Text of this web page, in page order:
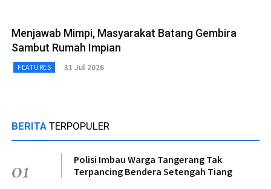
Menjawab Mimpi, Masyarakat Batang Gembira
Sambut Rumah Impian
FEATURES 31 Jul 2026
BERITA TERPOPULER
01
Polisi Imbau Warga Tangerang Tak
Terpancing Bendera Setengah Tiang